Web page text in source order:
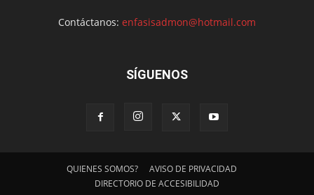
Contáctanos: enfasisadmon@hotmail.com
SÍGUENOS
QUIENES SOMOS?
AVISO DE PRIVACIDAD
DIRECTORIO DE ACCESIBILIDAD